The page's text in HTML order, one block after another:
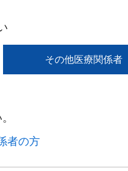
その他医療関係者
者の方​